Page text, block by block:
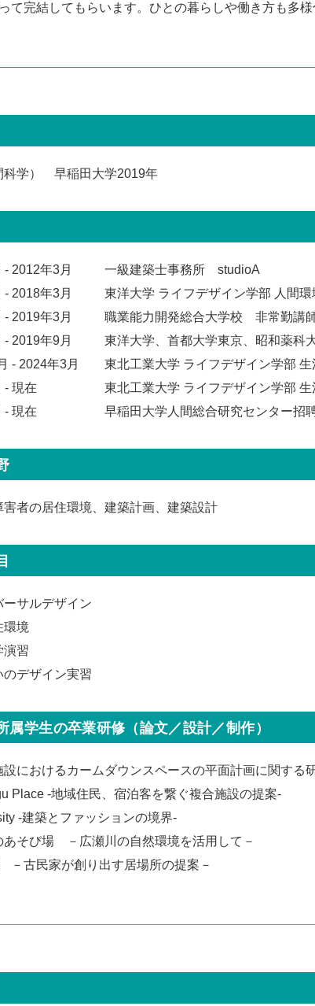
て完結してもらいます。ひとの暮らしや働き方も多
科学） 早稲田大学2019年
- 2012年3月
一級建築士事務所 studioA
- 2018年3月
東洋大学 ライフデザイン学部 人間
- 2019年3月
職業能力開発総合大学校 非常勤講
- 2019年9月
東洋大学、首都大学東京、昭和薬
- 2024年3月
東北工業大学 ライフデザイン学部
- 現在
東北工業大学 ライフデザイン学部
- 現在
早稲田大学人間総合研究センター招
害者の居住環境、建築計画、建築設計
ーサルデザイン
環境
演習
のデザイン実習
属学生の卒業研修（論文／設計／制作）
設におけるカームダウンスペースの平面計画に関する
Place -地域住民、宿泊客を繋ぐ複合施設の提案-
-建築とファッションの境界-
あそび場 －広瀬川の自然環境を活用して－
－古民家が創り出す居場所の提案－